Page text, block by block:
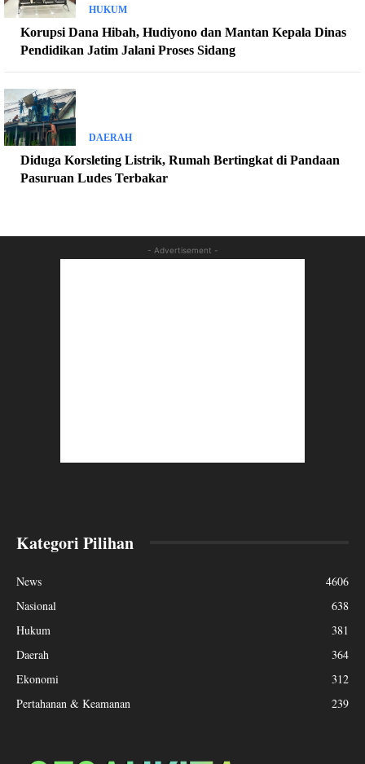
HUKUM
Korupsi Dana Hibah, Hudiyono dan Mantan Kepala Dinas
Pendidikan Jatim Jalani Proses Sidang
DAERAH
Diduga Korsleting Listrik, Rumah Bertingkat di Pandaan
Pasuruan Ludes Terbakar
- Advertisement -
Kategori Pilihan
News
4606
Nasional
638
Hukum
381
Daerah
364
Ekonomi
312
Pertahanan & Keamanan
239